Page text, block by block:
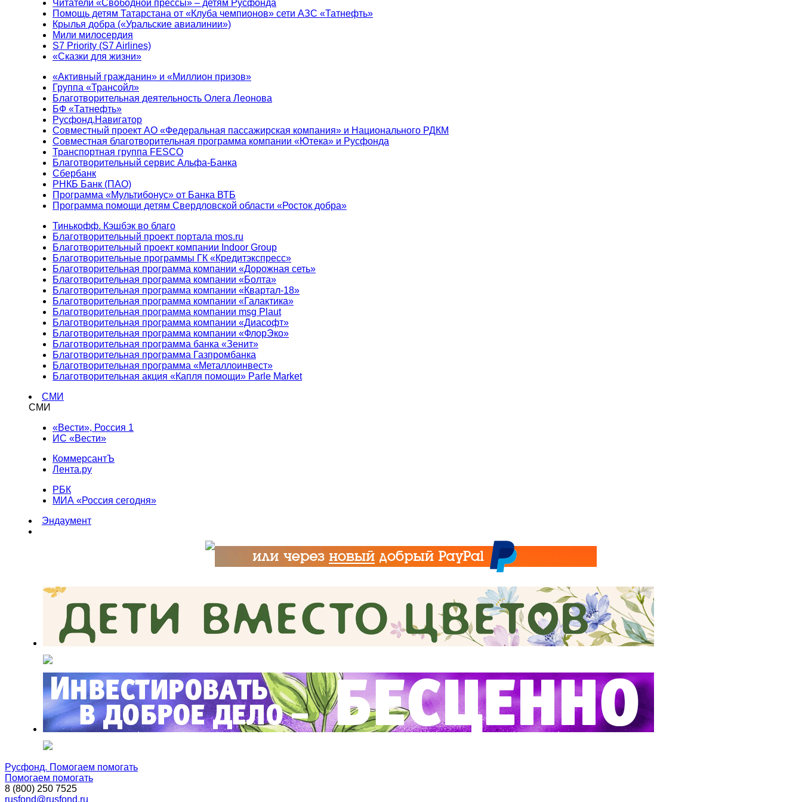
Читатели «Свободной прессы» – детям Русфонда
Помощь детям Татарстана от «Клуба чемпионов» сети АЗС «Татнефть»
Крылья добра («Уральские авиалинии»)
Мили милосердия
S7 Priority (S7 Airlines)
«Сказки для жизни»
«Активный гражданин» и «Миллион призов»
Группа «Трансойл»
Благотворительная деятельность Олега Леонова
БФ «Татнефть»
Русфонд.Навигатор
Совместный проект АО «Федеральная пассажирская компания» и Национального РДКМ
Совместная благотворительная программа компании «Ютека» и Русфонда
Транспортная группа FESCO
Благотворительный сервис Альфа-Банка
Сбербанк
РНКБ Банк (ПАО)
Программа «Мультибонус» от Банка ВТБ
Программа помощи детям Свердловской области «Росток добра»
Тинькофф. Кэшбэк во благо
Благотворительный проект портала mos.ru
Благотворительный проект компании Indoor Group
Благотворительные программы ГК «Кредитэкспресс»
Благотворительная программа компании «Дорожная сеть»
Благотворительная программа компании «Болта»
Благотворительная программа компании «Квартал-18»
Благотворительная программа компании «Галактика»
Благотворительная программа компании msg Plaut
Благотворительная программа компании «Диасофт»
Благотворительная программа компании «ФлорЭко»
Благотворительная программа банка «Зенит»
Благотворительная программа Газпромбанка
Благотворительная программа «Металлоинвест»
Благотворительная акция «Капля помощи» Parle Market
СМИ
СМИ
«Вести», Россия 1
ИС «Вести»
КоммерсантЪ
Лента.ру
РБК
МИА «Россия сегодня»
Эндаумент
Русфонд. Помогаем помогать
Помогаем помогать
8 (800) 250 7525
rusfond@rusfond.ru